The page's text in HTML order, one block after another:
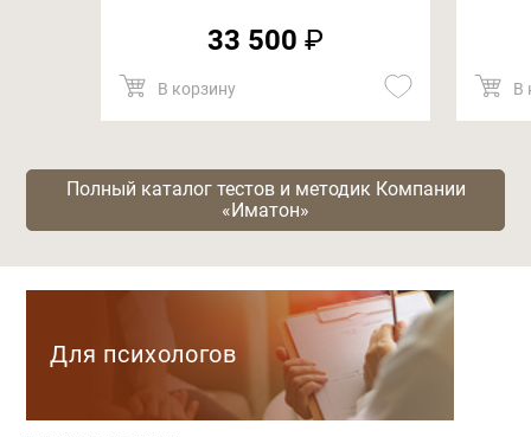
33 500 ₽
В корзину В
Полный каталог тестов и методик Компании
«Иматон»
Для психологов